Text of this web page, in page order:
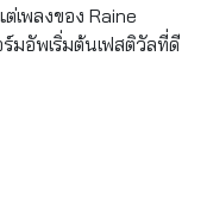
เพลงของ Raine
มอัพเริ่มต้นเฟสติวัลที่ดี